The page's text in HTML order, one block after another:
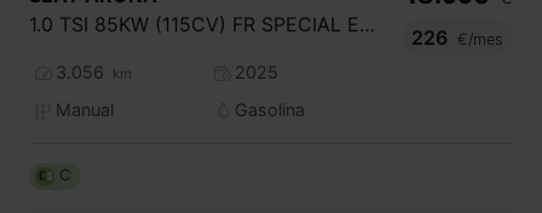
1.0 TSI 85KW (115CV) FR SPECIAL EDITION
3.056 km
2025
Manual
Gasolina
226
€/mes
C